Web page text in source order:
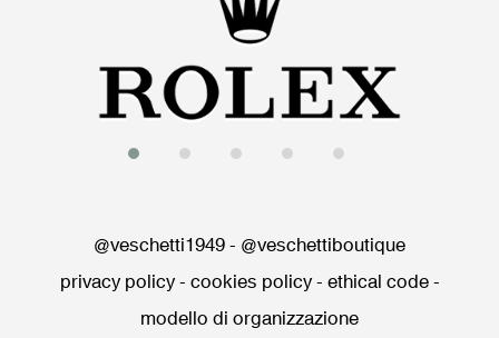
@veschetti1949- @veschettiboutique
privacy policy- cookies policy- ethical code-
modello di organizzazione